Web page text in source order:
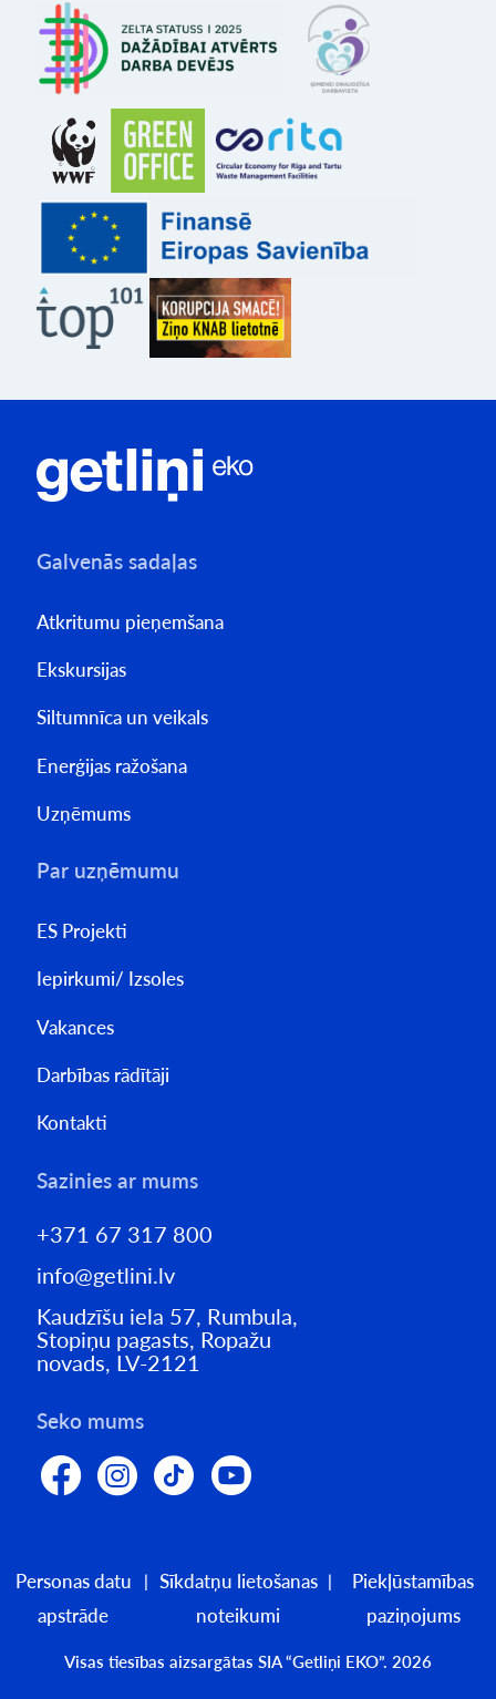
Galvenās sadaļas
Atkritumu pieņemšana
Ekskursijas
Siltumnīca un veikals
Enerģijas ražošana
Uzņēmums
Par uzņēmumu
ES Projekti
Iepirkumi/ Izsoles
Vakances
Darbības rādītāji
Kontakti
Sazinies ar mums
+371 67 317 800
info@getlini.lv
Kaudzīšu iela 57, Rumbula,
Stopiņu pagasts, Ropažu
novads, LV-2121
Seko mums
Personas datu
apstrāde
Sīkdatņu lietošanas
noteikumi
Piekļūstamības
paziņojums
Visas tiesības aizsargātas SIA “Getliņi EKO”. 2026